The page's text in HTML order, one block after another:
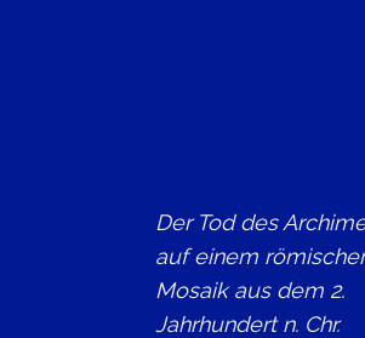
Der Tod des
auf einem
Mosaik aus dem 2.
Jahrhundert n. Chr.